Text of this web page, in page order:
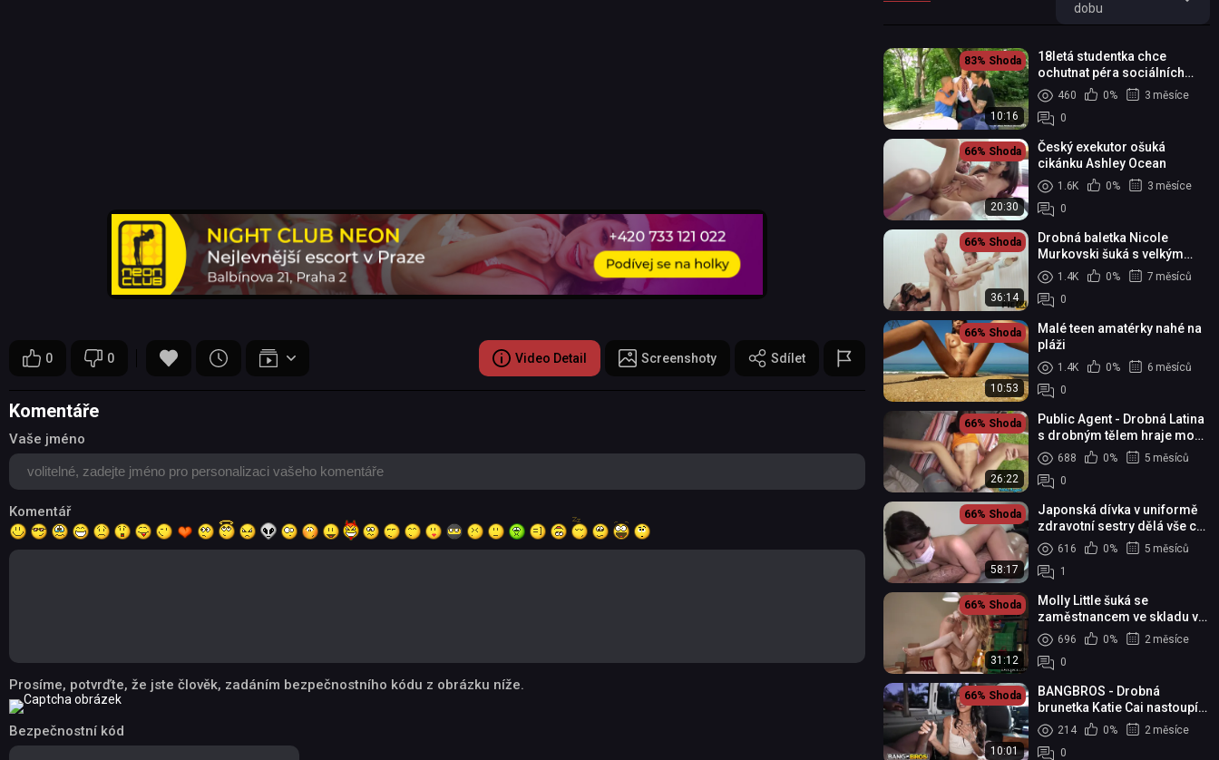
0 0 Video Detail Screenshoty Sdílet
Komentáře
Vaše jméno
Komentář
Prosíme, potvrďte, že jste člověk, zadáním bezpečnostního kódu z obrázku níže.
Bezpečnostní kód
dobu
83% Shoda
10:16
18letá studentka chce
ochutnat péra sociálních
pracovníků
460 0%
3 měsíce
0
66% Shoda
20:30
Český exekutor ošuká
cikánku Ashley Ocean
1.6K 0%
3 měsíce
0
66% Shoda
36:14
Drobná baletka Nicole
Murkovski šuká s velkým
chlapem
1.4K 0%
7 měsíců
0
66% Shoda
10:53
Malé teen amatérky nahé na
pláži
1.4K 0%
6 měsíců
0
66% Shoda
26:22
Public Agent - Drobná Latina
s drobným tělem hraje mou
hru 688 0%
5 měsíců
0
66% Shoda
58:17
Japonská dívka v uniformě
zdravotní sestry dělá vše co
si on přeje!
616 0%
5 měsíců
1
66% Shoda
31:12
Molly Little šuká se
zaměstnancem ve skladu v
obchodě s potravinami
696 0%
2 měsíce
0
66% Shoda
10:01
BANGBROS - Drobná
brunetka Katie Cai nastoupí
do autobusu a kouří péro
velké jako její hlava
214 0%
2 měsíce
0